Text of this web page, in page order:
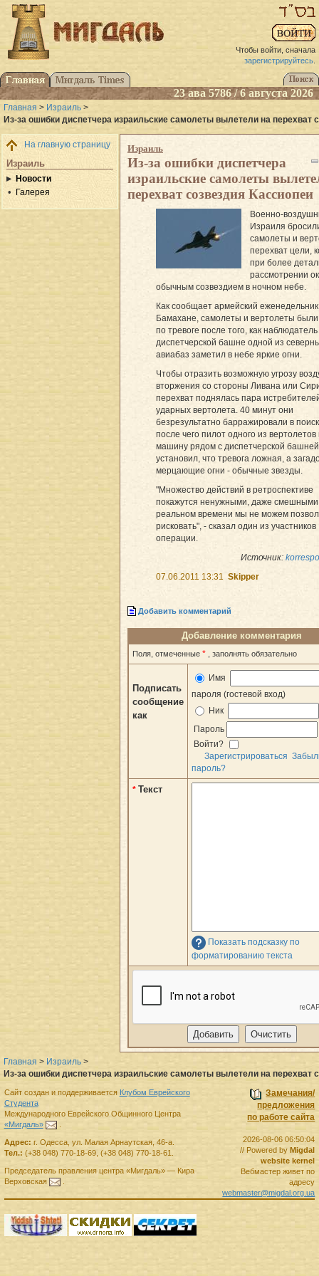
Чтобы войти, сначала
зарегистрируйтесь.
23 ава 5786 / 6 августа 2026
Главная > Израиль >
Из-за ошибки диспетчера израильские самолеты вылетели на перехват
На главную страницу
Израиль
Новости
Галерея
Израиль
Из-за ошибки диспетчера
израильские самолеты
перехват созвездия Кассиопеи
Военно-
Израиля
самолеты и
перехват цели,
при более
рассмотрении
обычным созвездием в ночном небе.
Как сообщает армейский еженедельник
Бамахане, самолеты и вертолеты
по тревоге после того, как
диспетчерской башне одной из
авиабаз заметил в небе яркие огни.
Чтобы отразить возможную угрозу
вторжения со стороны Ливана или
перехват поднялась пара
ударных вертолета. 40 минут они
безрезультатно барражировали в
после чего пилот одного из
машину рядом с диспетчерской
установил, что тревога ложная, а
мерцающие огни - обычные звезды.
"Множество действий в ретроспективе
покажутся ненужными, даже
реальном времени мы не можем
рисковать", - сказал один из участников
операции.
Источник:
07.06.2011 13:31 Skipper
Добавить комментарий
Добавление комментария
Поля, отмеченные * , заполнять обязательно
Подписать
сообщение
как
Имя
пароля (гостевой вход)
Ник
Пароль
Войти?
Зарегистрироваться
пароль?
* Текст
Показать подсказку по
форматированию текста
Главная > Израиль >
Из-за ошибки диспетчера израильские самолеты вылетели на перехват
Замечания/
предложения
по работе сайта
2026-08-06 06:50:04
// Powered byMigdal
website kernel
Вебмастер живет по
адресу
webmaster@migdal.org.ua
Сайт создан и поддерживается Клубом Еврейского
Студента
Международного Еврейского Общинного Центра
«Мигдаль»
.
Адрес: г. Одесса, ул. Малая Арнаутская, 46-а.
Тел.: (+38 048) 770-18-69, (+38 048) 770-18-61
Председатель правленияцентра «Мигдаль»— Кира
Верховская
.